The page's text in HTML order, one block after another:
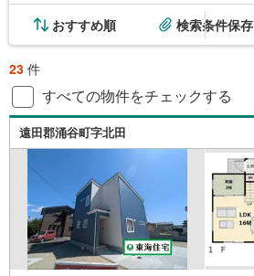
おすすめ順 検索条件保存
23 件
すべての物件をチェックする
遠田郡涌谷町字北田